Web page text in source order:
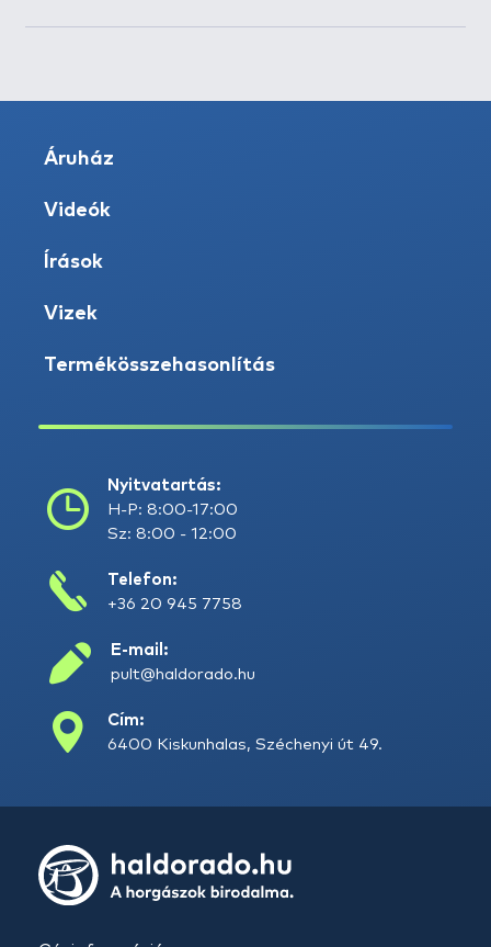
Áruház
Videók
Írások
Vizek
Termékösszehasonlítás
Nyitvatartás:
H-P: 8:00-17:00
Sz: 8:00 - 12:00
Telefon:
+36 20 945 7758
E-mail:
pult@haldorado.hu
Cím:
6400 Kiskunhalas, Széchenyi út 49.